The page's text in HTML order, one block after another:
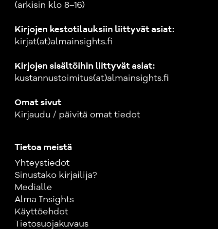
(arkisin klo 8–16)
Kirjojen kestotilauksiin liittyvät asiat:
kirjat(at)almainsights.fi
Kirjojen sisältöihin liittyvät asiat:
kustannustoimitus(at)almainsights.fi
Omat sivut
Kirjaudu / päivitä omat tiedot
Tietoa meistä
Yhteystiedot
Sinustako kirjailija?
Medialle
Alma Insights
Käyttöehdot
Tietosuojakuvaus